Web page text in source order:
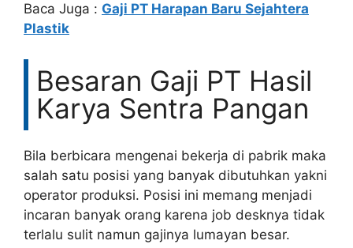
Baca Juga : Gaji PT Harapan Baru Sejahtera
Plastik
Besaran Gaji PT Hasil
Karya Sentra Pangan
Bila berbicara mengenai bekerja di pabrik maka
salah satu posisi yang banyak dibutuhkan yakni
operator produksi. Posisi ini memang menjadi
incaran banyak orang karena job desknya tidak
terlalu sulit namun gajinya lumayan besar.